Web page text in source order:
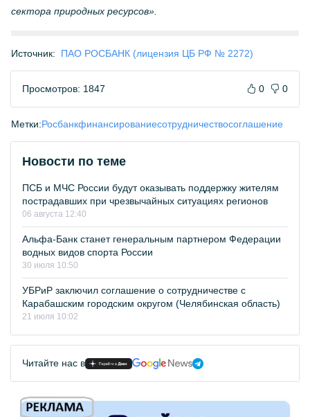
сектора природных ресурсов».
Источник: ПАО РОСБАНК (лицензия ЦБ РФ № 2272)
Просмотров: 1847 0 0
Метки:Росбанкфинансированиесотрудничествосоглашение
Новости по теме
ПСБ и МЧС России будут оказывать поддержку жителям
пострадавших при чрезвычайных ситуациях регионов
06 августа 12:40
Альфа-Банк станет генеральным партнером Федерации
водных видов спорта России
30 июля 10:50
УБРиР заключил соглашение о сотрудничестве с
Карабашским городским округом (Челябинская область)
21 июля 10:02
Читайте нас в